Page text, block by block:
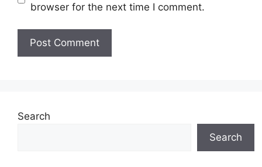
browser for the next time I comment.
Search
Search